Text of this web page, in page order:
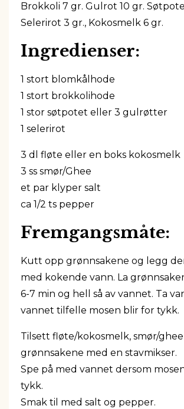
Brokkoli 7 gr. Gulrot 10 gr.
Selerirot 3 gr., Kokosmelk 6 gr.
Ingredienser:
1 stort blomkålhode
1 stort brokkolihode
1 stor søtpotet eller 3 gulrøtter
1 selerirot
3 dl fløte eller en boks kokosmelk
3 ss smør/Ghee
et par klyper salt
ca 1/2 ts pepper
Fremgangsmåte:
Kutt opp grønnsakene og legg
med kokende vann. La
6-7 min og hell så av vannet. Ta
vannet tilfelle mosen blir for tykk.
Tilsett fløte/kokosmelk, smør/
grønnsakene med en stavmikser.
Spe på med vannet dersom
tykk.
Smak til med salt og pepper.